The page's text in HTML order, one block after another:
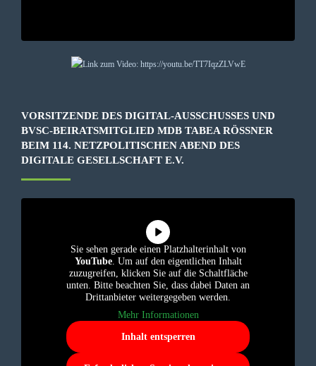
VORSITZENDE DES DIGITAL-AUSSCHUSSES UND
BVSC-BEIRATSMITGLIED MDB TABEA RÖSSNER B
EIM 114. NETZPOLITISCHEN ABEND DES D
IGITALE GESELLSCHAFT E.V.
Sie sehen gerade einen Platzhalterinhalt von
YouTube. Um auf den eigentlichen Inhalt
zuzugreifen, klicken Sie auf die Schaltfläche
unten. Bitte beachten Sie, dass dabei Daten an
Drittanbieter weitergegeben werden.
Mehr Informationen
Inhalt entsperren